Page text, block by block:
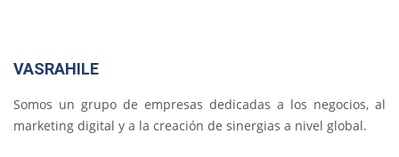
VASRAHILE
Somos un grupo de empresas dedicadas a los negocios, al
marketing digital y a la creación de sinergias a nivel global.